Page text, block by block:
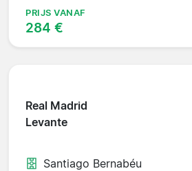
PRIJS VANAF
284 €
Real Madrid
Levante
Santiago Bernabéu